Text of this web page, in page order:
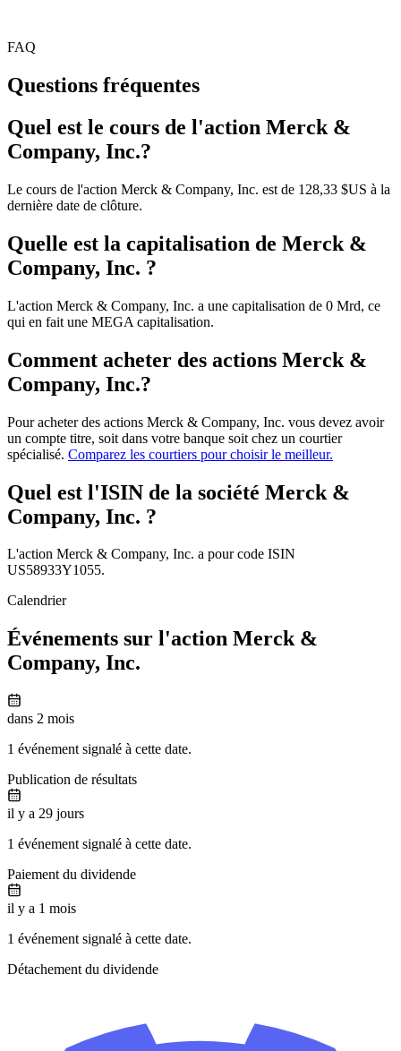
FAQ
Questions fréquentes
Quel est le cours de l'action Merck &
Company, Inc.?
Le cours de l'action Merck & Company, Inc. est de 128,33 $US à la
dernière date de clôture.
Quelle est la capitalisation de Merck &
Company, Inc. ?
L'action Merck & Company, Inc. a une capitalisation de 0 Mrd, ce
qui en fait une MEGA capitalisation.
Comment acheter des actions Merck &
Company, Inc.?
Pour acheter des actions Merck & Company, Inc. vous devez avoir
un compte titre, soit dans votre banque soit chez un courtier
spécialisé. Comparez les courtiers pour choisir le meilleur.
Quel est l'ISIN de la société Merck &
Company, Inc. ?
L'action Merck & Company, Inc. a pour code ISIN
US58933Y1055.
Calendrier
Événements sur l'action Merck &
Company, Inc.
dans 2 mois
1 événement signalé à cette date.
Publication de résultats
il y a 29 jours
1 événement signalé à cette date.
Paiement du dividende
il y a 1 mois
1 événement signalé à cette date.
Détachement du dividende